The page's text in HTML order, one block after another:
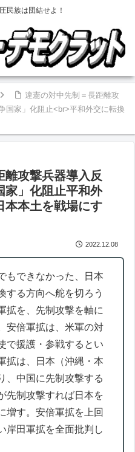
民族は団結せよ！
違憲の対中先制＝長距離攻
国家」化阻止<br>平和外交に転換
するな
離攻撃兵器導入反
家」化阻止平和外
本本土を戦場にす
2022.12.08
もできなかった、日本
する方向へ舵を切ろう
拡を、先制攻撃を軸に
安倍軍拡は、米軍の対
で援護・参戦するとい
拡は、日本（沖縄・本
、中国に先制攻撃する
先制攻撃すれば日本を
増す。安倍軍拡を上回
岸田軍拡を全面批判し